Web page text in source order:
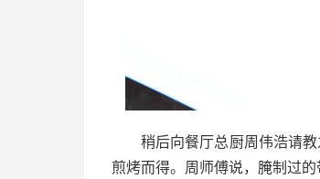
稍后向餐厅总厨周伟浩请
煎烤而得。周师傅说，腌制过